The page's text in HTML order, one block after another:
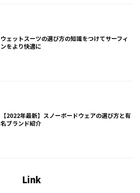
ウェットスーツの選び方の知識をつけてサーフィ
ンをより快適に
【2022年最新】スノーボードウェアの選び方と有
名ブランド紹介
Link